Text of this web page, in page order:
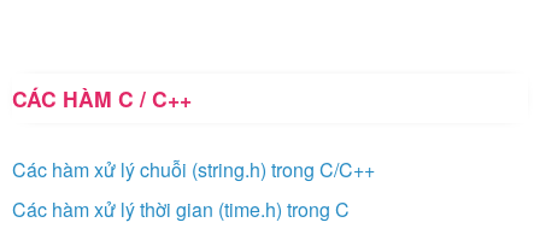
CÁC HÀM C / C++
Các hàm xử lý chuỗi (string.h) trong C/C++
Các hàm xử lý thời gian (time.h) trong C